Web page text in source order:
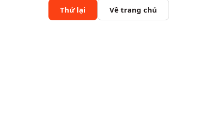
Thử lại Về trang chủ